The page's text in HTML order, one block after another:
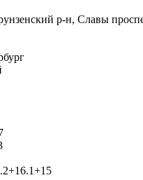
р-н, Славы